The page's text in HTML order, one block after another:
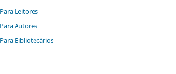
Para Leitores
Para Autores
Para Bibliotecários